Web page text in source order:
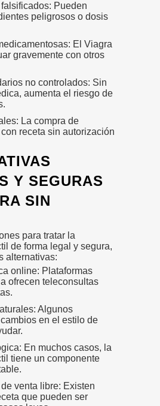
Pueden
peligrosos o dosis
El Viagra
gravemente con otros
no controlados: Sin
aumenta el riesgo de
La compra de
receta sin autorización
Y SEGURAS
SIN
para tratar la
de forma legal y segura,
alternativas:
online: Plataformas
ofrecen teleconsultas
Algunos
en el estilo de
En muchos casos, la
tiene un componente
venta libre: Existen
que pueden ser